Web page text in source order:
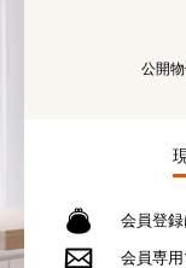
公開
会員登録
会員専用